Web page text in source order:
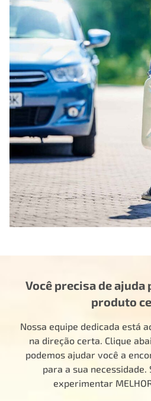
Você precisa de
produto
Nossa equipe dedicada está
na direção certa. Clique
podemos ajudar você a
para a sua necessidade.
experimentar